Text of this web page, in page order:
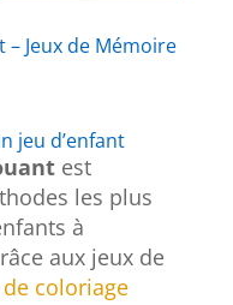
– Jeux de Mémoire
jeu d’enfant
est
les plus
à
aux jeux de
coloriage